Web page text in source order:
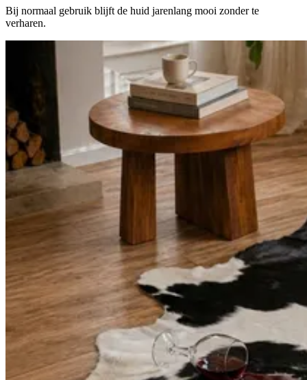
Bij normaal gebruik blijft de huid jarenlang mooi zonder te
verharen.